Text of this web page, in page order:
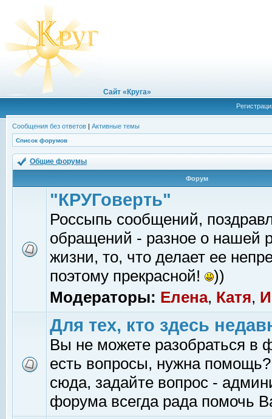
Сайт «Круга»
Сообщения без ответов | Активные темы
Список форумов
Общие форумы
Форум
"КРУГоверть"
Россыпь сообщений,
обращений - разное о нашей
жизни, то, что делает ее
поэтому прекрасной!
))
Модераторы: Елена, Катя,
Для тех, кто здесь
Вы не можете разобраться в
есть вопросы, нужна помощь?
сюда, задайте вопрос -
форума всегда рада помочь